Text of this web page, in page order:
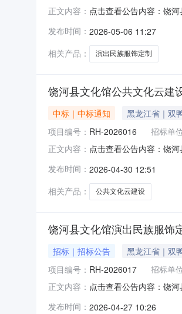
正文内容： 点击查看公告内容：饶
发布时间： 2026-05-06 11:27
相关产品：
演出民族服饰定制
饶河县文化馆公共文化云建
中标｜中标通知 黑龙江省｜双
项目编号： RH-2026016 招标单
正文内容： 点击查看公告内容：饶
发布时间： 2026-04-30 12:51
相关产品：
公共文化云建设
饶河县文化馆演出民族服饰
招标｜招标公告 黑龙江省｜双
项目编号： RH-2026017 招标单
正文内容： 点击查看公告内容：饶
发布时间： 2026-04-27 10:26